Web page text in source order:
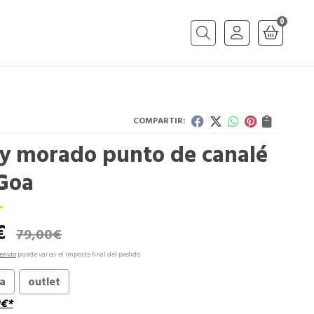
Buscar
0
COMPARTIR:
morado punto de canalé
79,00€
envío puede variar el importe final del pedido.
outlet
€*